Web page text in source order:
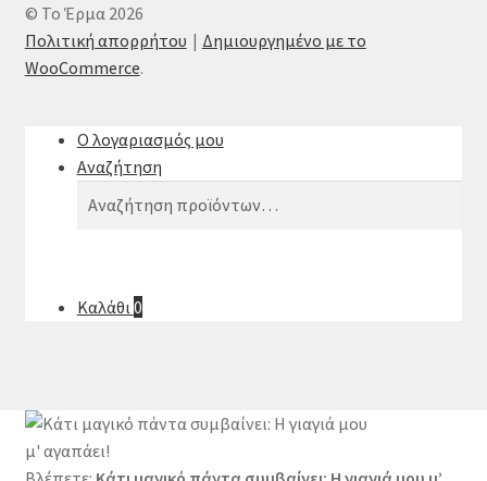
© Το Έρμα 2026
Πολιτική απορρήτου
Δημιουργημένο με το
WooCommerce.
Ο λογαριασμός μου
Αναζήτηση
Αναζήτηση
Αναζήτηση
Καλάθι0